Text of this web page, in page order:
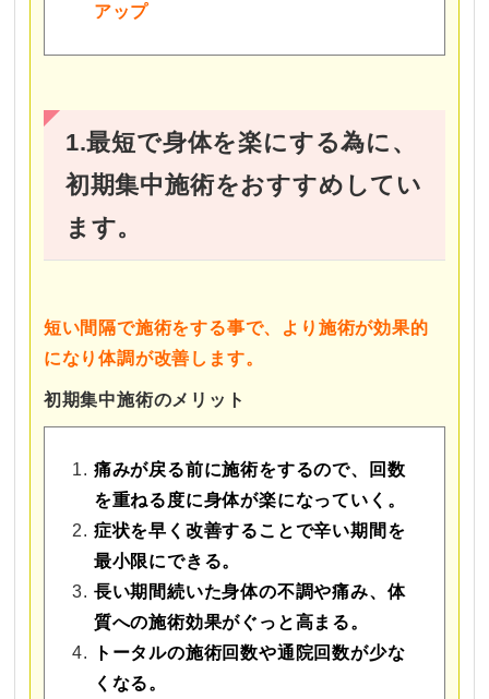
アップ
1.最短で身体を楽にする為に、
初期集中施術をおすすめしてい
ます。
短い間隔で施術をする事で、より施術が効果的
になり体調が改善します。
初期集中施術のメリット
痛みが戻る前に施術をするので、回数
を重ねる度に身体が楽になっていく。
症状を早く改善することで辛い期間を
最小限にできる。
長い期間続いた身体の不調や痛み、体
質への施術効果がぐっと高まる。
トータルの施術回数や通院回数が少な
くなる。